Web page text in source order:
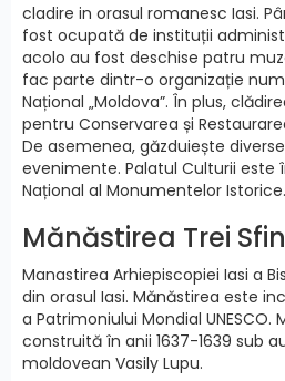
cladire in orasul romanesc Iasi.
fost ocupată de instituții
acolo au fost deschise patru
fac parte dintr-o organizație
Național „Moldova”. În plus,
pentru Conservarea și
De asemenea, găzduiește
evenimente. Palatul Culturii este
Național al Monumentelor Istorice.
Mănăstirea Trei
Manastirea Arhiepiscopiei Iasi a
din orasul Iasi. Mănăstirea este
a Patrimoniului Mondial UNESCO.
construită în anii 1637-1639 sub
moldovean Vasily Lupu.